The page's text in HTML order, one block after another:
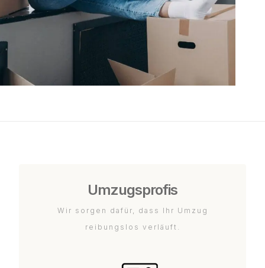
Umzugsprofis
Wir sorgen dafür, dass Ihr Umzug
reibungslos verläuft.